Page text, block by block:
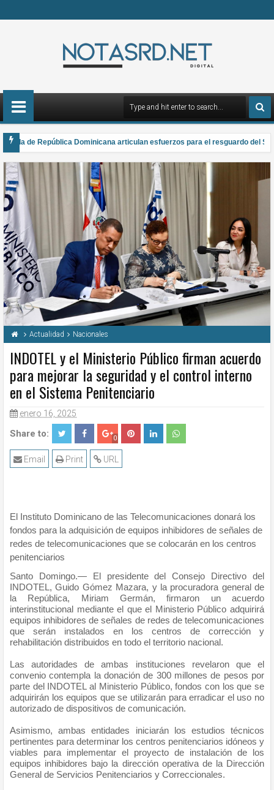
de República Dominicana articulan esfuerzos para el resguardo del
el Premio Anual Nacional de Poesía Salomé Ureña de Henríquez 2026
Actualidad Nacionales
INDOTEL y el Ministerio Público firman acuerdo
para mejorar la seguridad y el control interno
en el Sistema Penitenciario
enero 16, 2025
Share to: 0
URL
Print
Email
El Instituto Dominicano de las Telecomunicaciones donará los
fondos para la adquisición de equipos inhibidores de señales de
redes de telecomunicaciones que se colocarán en los centros
penitenciarios
Santo Domingo.— El presidente del Consejo Directivo del
INDOTEL, Guido Gómez Mazara, y la procuradora general de
la República, Miriam Germán, firmaron un acuerdo
interinstitucional mediante el que el Ministerio Público adquirirá
equipos inhibidores de señales de redes de telecomunicaciones
que serán instalados en los centros de corrección y
rehabilitación distribuidos en todo el territorio nacional.
Las autoridades de ambas instituciones revelaron que el
convenio contempla la donación de 300 millones de pesos por
parte del INDOTEL al Ministerio Público, fondos con los que se
adquirirán los equipos que se utilizarán para erradicar el uso no
autorizado de dispositivos de comunicación.
Asimismo, ambas entidades iniciarán los estudios técnicos
pertinentes para determinar los centros penitenciarios idóneos y
viables para implementar el proyecto de instalación de los
equipos inhibidores bajo la dirección operativa de la Dirección
General de Servicios Penitenciarios y Correccionales.